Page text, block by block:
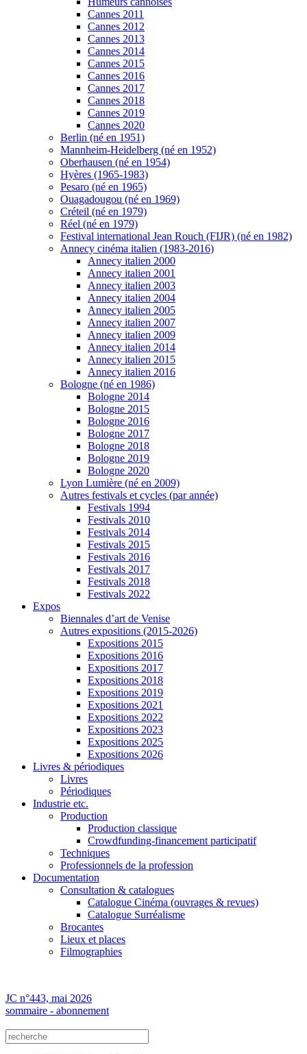
Cannes 2011
Cannes 2012
Cannes 2013
Cannes 2014
Cannes 2015
Cannes 2016
Cannes 2017
Cannes 2018
Cannes 2019
Cannes 2020
Berlin (né en 1951)
Mannheim-Heidelberg (né en 1952)
Oberhausen (né en 1954)
Hyères (1965-1983)
Pesaro (né en 1965)
Ouagadougou (né en 1969)
Créteil (né en 1979)
Réel (né en 1979)
Festival international Jean Rouch (FIJR) (né en 1982)
Annecy cinéma italien (1983-2016)
Annecy italien 2000
Annecy italien 2001
Annecy italien 2003
Annecy italien 2004
Annecy italien 2005
Annecy italien 2007
Annecy italien 2009
Annecy italien 2014
Annecy italien 2015
Annecy italien 2016
Bologne (né en 1986)
Bologne 2014
Bologne 2015
Bologne 2016
Bologne 2017
Bologne 2018
Bologne 2019
Bologne 2020
Lyon Lumière (né en 2009)
Autres festivals et cycles (par année)
Festivals 1994
Festivals 2010
Festivals 2014
Festivals 2015
Festivals 2016
Festivals 2017
Festivals 2018
Festivals 2022
Expos
Biennales d’art de Venise
Autres expositions (2015-2026)
Expositions 2015
Expositions 2016
Expositions 2017
Expositions 2018
Expositions 2019
Expositions 2021
Expositions 2022
Expositions 2023
Expositions 2025
Expositions 2026
Livres & périodiques
Livres
Périodiques
Industrie etc.
Production
Production classique
Crowdfunding-financement participatif
Techniques
Professionnels de la profession
Documentation
Consultation & catalogues
Catalogue Cinéma (ouvrages & revues)
Catalogue Surréalisme
Brocantes
Lieux et places
Filmographies
JC n°443, mai 2026
sommaire - abonnement